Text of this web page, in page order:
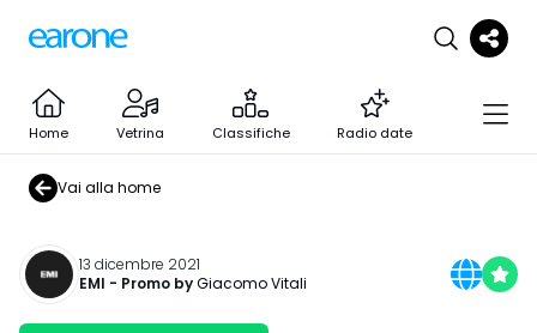
Home Vetrina Classifiche Radio date
Vai alla home
13 dicembre 2021
EMI - Promo byGiacomo Vitali